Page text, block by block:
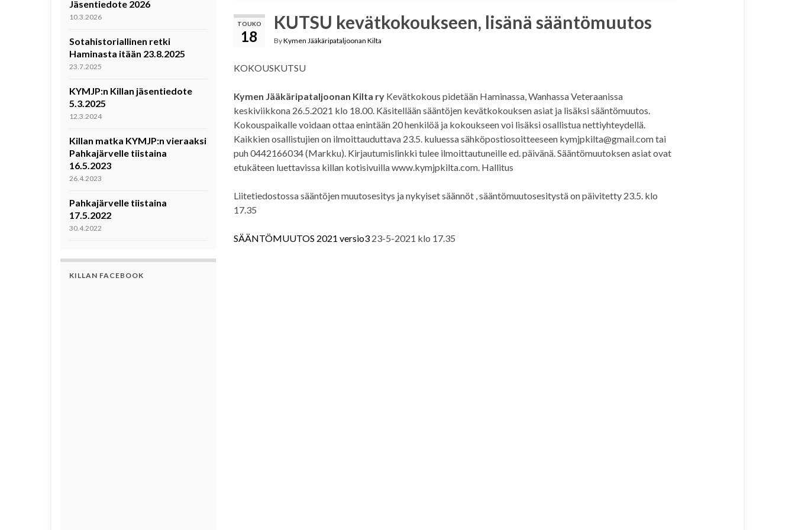
TOUKO
18
KUTSU kevätkokoukseen, lisänä sääntömuutos
ByKymen Jääkäripataljoonan Kilta
KOKOUSKUTSU
Kymen Jääkäripataljoonan Kilta ryKevätkokous pidetään Haminassa, Wanhassa Veteraanissa
keskiviikkona 26.5.2021 klo 18.00. Käsitellään sääntöjen kevätkokouksen asiat ja lisäksi sääntömuutos.
Kokouspaikalle voidaan ottaa enintään 20 henkilöä ja kokoukseen voi lisäksi osallistua nettiyhteydellä.
Kaikkien osallistujien on ilmoittauduttava 23.5. kuluessa sähköpostiosoitteeseen kymjpkilta@gmail.comtai
puh 0442166034 (Markku). Kirjautumislinkki tulee ilmoittautuneille ed. päivänä. Sääntömuutoksen asiat ovat
etukäteen luettavissa killan kotisivuilla www.kymjpkilta.com. Hallitus
Liitetiedostossa sääntöjen muutosesitys ja nykyiset säännöt , sääntömuutosesitystä on päivitetty 23.5. klo
17.35
SÄÄNTÖMUUTOS 2021 versio323-5-2021 klo 17.35
Jäsentiedote 2026
10.3.2026
Sotahistoriallinen retki
Haminasta itään 23.8.2025
23.7.2025
KYMJP:n Killan jäsentiedote
5.3.2025
12.3.2024
Killan matka KYMJP:n vieraaksi
Pahkajärvelle tiistaina
16.5.2023
26.4.2023
Pahkajärvelle tiistaina
17.5.2022
30.4.2022
KILLAN FACEBOOK